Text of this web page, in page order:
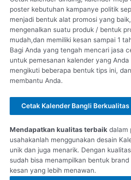
poster kebutuhan kampanye politik
menjadi bentuk alat promosi yang
mengenalkan suatu produk / bentuk
mudah,dan memiliki kesan sampai 1
Bagi Anda yang tengah mencari jasa
untuk pemesanan kalender yang
mengikuti beberapa bentuk tips ini,
membantu Anda.
Cetak Kalender Bangli Berkualitas
Mendapatkan kualitas terbaik dalam
usahakanlah menggunakan desain
unik dan juga menarik. Dengan
sudah bisa menampilkan bentuk
kesan yang lebih menawan.